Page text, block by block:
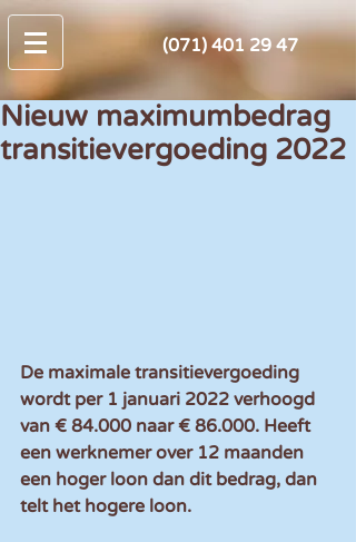
(071) 401 29 47
Nieuw maximumbedrag
transitievergoeding 2022
De maximale transitievergoeding
wordt per 1 januari 2022 verhoogd
van € 84.000 naar € 86.000. Heeft
een werknemer over 12 maanden
een hoger loon dan dit bedrag, dan
telt het hogere loon.